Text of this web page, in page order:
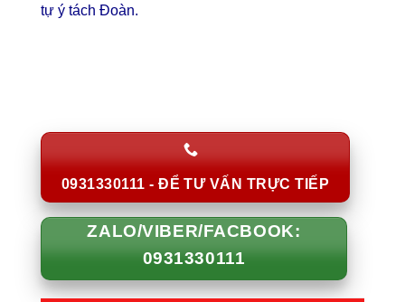
tự ý tách Đoàn.
0931330111 - ĐỂ TƯ VẤN TRỰC TIẾP
ZALO/VIBER/FACBOOK:
0931330111